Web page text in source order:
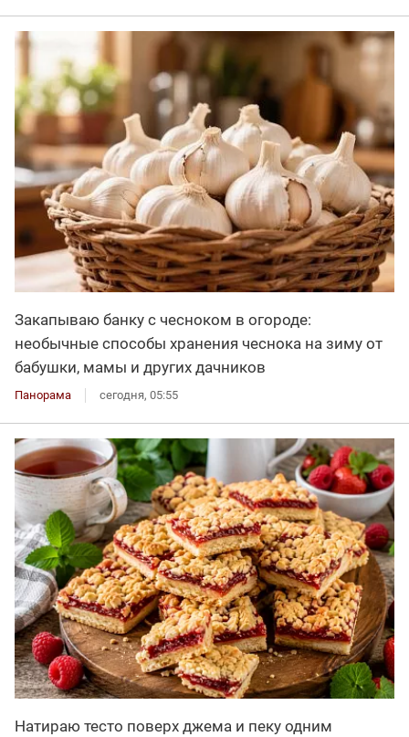
Закапываю банку с чесноком в огороде:
необычные способы хранения чеснока на зиму от
бабушки, мамы и других дачников
Панорама сегодня, 05:55
Натираю тесто поверх джема и пеку одним